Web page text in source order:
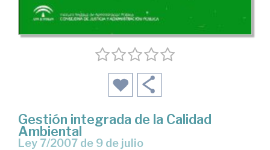
Gestión integrada de la Calidad
Ambiental
Ley 7/2007 de 9 de julio